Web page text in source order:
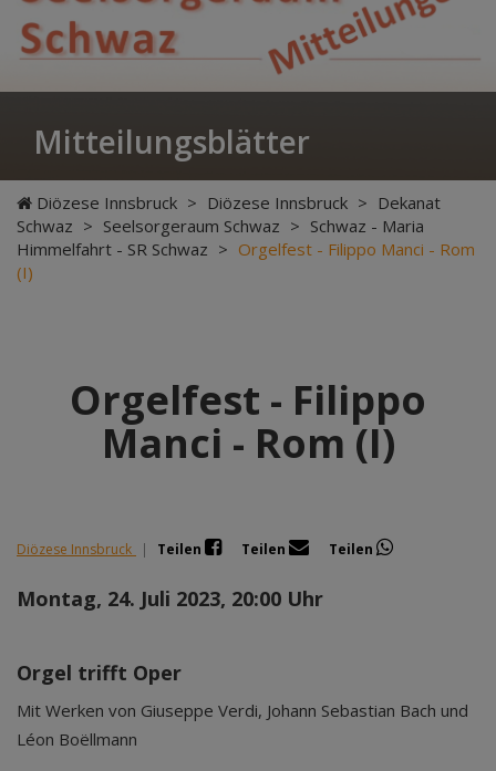
Mitteilungsblätter
Diözese Innsbruck > Diözese Innsbruck > Dekanat
Schwaz > Seelsorgeraum Schwaz > Schwaz - Maria
Himmelfahrt - SR Schwaz > Orgelfest - Filippo Manci - Rom
(I)
Orgelfest - Filippo
Manci - Rom (I)
Diözese Innsbruck | Teilen Teilen Teilen
Montag, 24. Juli 2023, 20:00 Uhr
Orgel trifft Oper
Mit Werken von Giuseppe Verdi, Johann Sebastian Bach und
Léon Boëllmann